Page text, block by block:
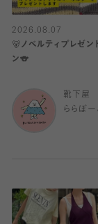
2026.08.07
🐻ノベルティプレゼン
ン🐨
靴下屋
ららぽ